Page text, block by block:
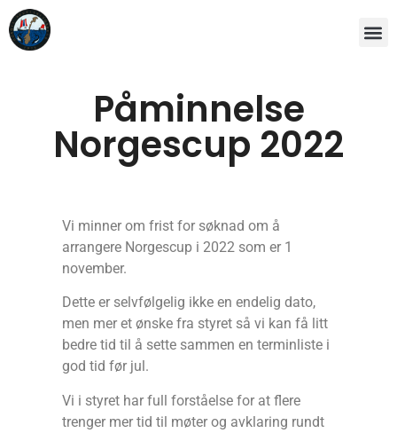
Påminnelse
Norgescup 2022
Vi minner om frist for søknad om å
arrangere Norgescup i 2022 som er 1
november.
Dette er selvfølgelig ikke en endelig dato,
men mer et ønske fra styret så vi kan få litt
bedre tid til å sette sammen en terminliste i
god tid før jul.
Vi i styret har full forståelse for at flere
trenger mer tid til møter og avklaring rundt